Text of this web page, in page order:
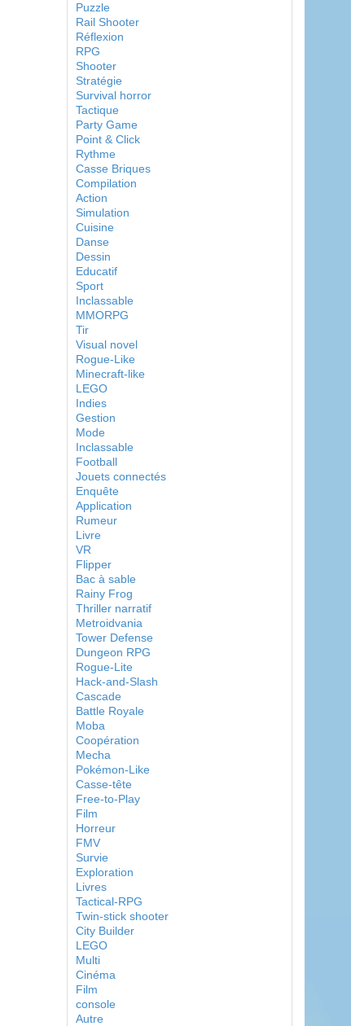
Puzzle
Rail Shooter
Réflexion
RPG
Shooter
Stratégie
Survival horror
Tactique
Party Game
Point & Click
Rythme
Casse Briques
Compilation
Action
Simulation
Cuisine
Danse
Dessin
Educatif
Sport
Inclassable
MMORPG
Tir
Visual novel
Rogue-Like
Minecraft-like
LEGO
Indies
Gestion
Mode
Inclassable
Football
Jouets connectés
Enquête
Application
Rumeur
Livre
VR
Flipper
Bac à sable
Rainy Frog
Thriller narratif
Metroidvania
Tower Defense
Dungeon RPG
Rogue-Lite
Hack-and-Slash
Cascade
Battle Royale
Moba
Coopération
Mecha
Pokémon-Like
Casse-tête
Free-to-Play
Film
Horreur
FMV
Survie
Exploration
Livres
Tactical-RPG
Twin-stick shooter
City Builder
LEGO
Multi
Cinéma
Film
console
Autre